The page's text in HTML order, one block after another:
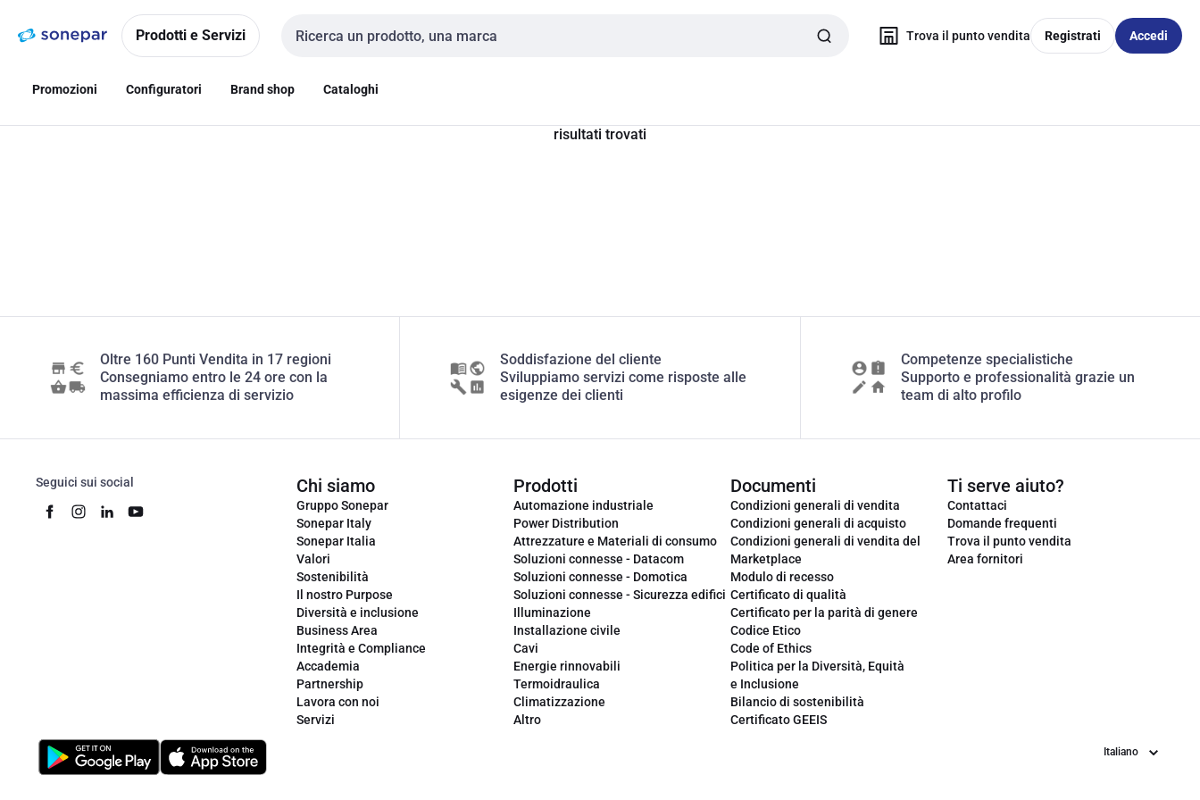
navigazionealla
Prodotti e Servizi
Cerca input
Trova il punto vendita Registrati Accedi
Promozioni Configuratori Brand shop Cataloghi
risultati trovati
Oltre 160 Punti Vendita in 17 regioni
Consegniamo entro le 24 ore con la
massima efficienza di servizio
Soddisfazione del cliente
Sviluppiamo servizi come risposte alle
esigenze dei clienti
Competenze specialistiche
Supporto e professionalità grazie un
team di alto profilo
Seguici sui social Chi siamo
Gruppo Sonepar
Sonepar Italy
Sonepar Italia
Valori
Sostenibilità
Il nostro Purpose
Diversità e inclusione
Business Area
Integrità e Compliance
Accademia
Partnership
Lavora con noi
Servizi
Prodotti
Automazione industriale
Power Distribution
Attrezzature e Materiali di consumo
Soluzioni connesse - Datacom
Soluzioni connesse - Domotica
Soluzioni connesse - Sicurezza edifici
Illuminazione
Installazione civile
Cavi
Energie rinnovabili
Termoidraulica
Climatizzazione
Altro
Documenti
Condizioni generali di vendita
Condizioni generali di acquisto
Condizioni generali di vendita del
Marketplace
Modulo di recesso
Certificato di qualità
Certificato per la parità di genere
Codice Etico
Code of Ethics
Politica per la Diversità, Equità
e Inclusione
Bilancio di sostenibilità
Certificato GEEIS
Ti serve aiuto?
Contattaci
Domande frequenti
Trova il punto vendita
Area fornitori
Lingua